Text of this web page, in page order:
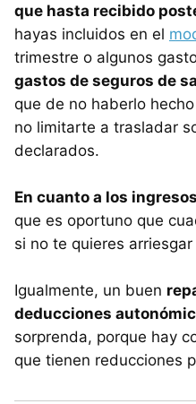
que hasta recibido
hayas incluidos en el
trimestre o algunos
gastos de seguros de
que de no haberlo
no limitarte a trasladar
declarados.
En cuanto a los
que es oportuno que
si no te quieres
Igualmente, un buen
deducciones
sorprenda, porque hay
que tienen reducciones